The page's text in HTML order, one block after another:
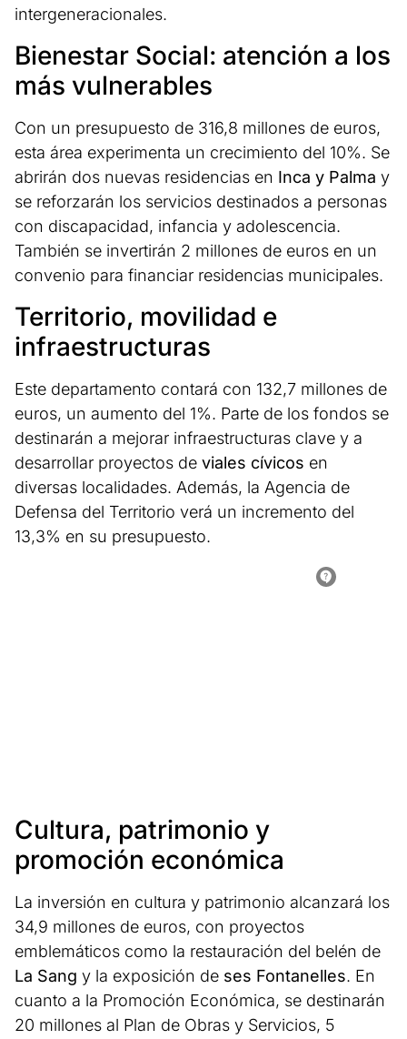
intergeneracionales.
Bienestar Social: atención a los
más vulnerables
Con un presupuesto de 316,8 millones de euros,
esta área experimenta un crecimiento del 10%. Se
abrirán dos nuevas residencias en Inca y Palma y
se reforzarán los servicios destinados a personas
con discapacidad, infancia y adolescencia.
También se invertirán 2 millones de euros en un
convenio para financiar residencias municipales.
Territorio, movilidad e
infraestructuras
Este departamento contará con 132,7 millones de
euros, un aumento del 1%. Parte de los fondos se
destinarán a mejorar infraestructuras clave y a
desarrollar proyectos de viales cívicos en
diversas localidades. Además, la Agencia de
Defensa del Territorio verá un incremento del
13,3% en su presupuesto.
Cultura, patrimonio y
promoción económica
La inversión en cultura y patrimonio alcanzará los
34,9 millones de euros, con proyectos
emblemáticos como la restauración del belén de
La Sang y la exposición de ses Fontanelles. En
cuanto a la Promoción Económica, se destinarán
20 millones al Plan de Obras y Servicios, 5